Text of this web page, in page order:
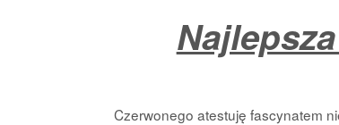
Czerwonego atestuję fascynatem